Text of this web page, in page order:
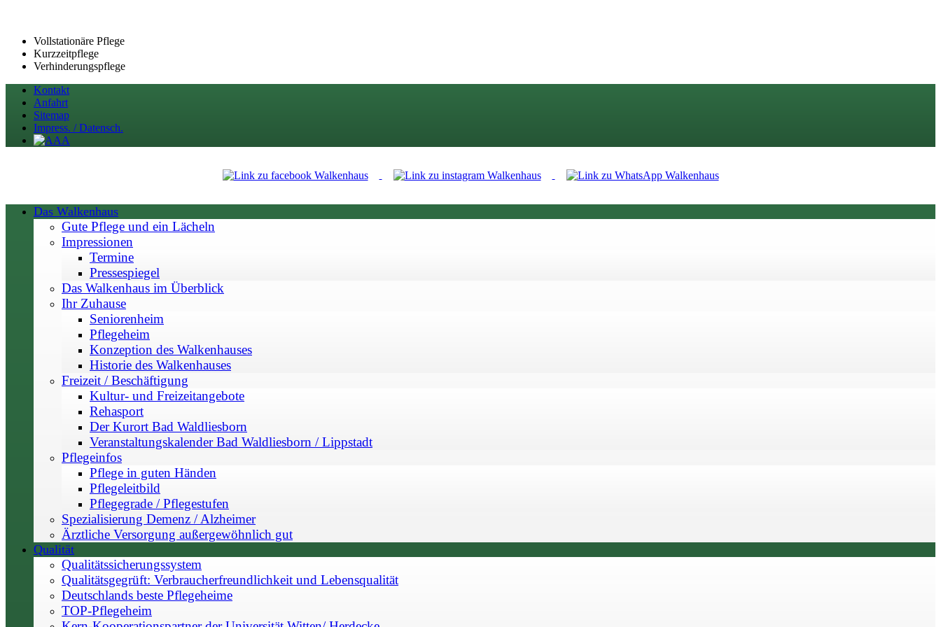
Vollstationäre Pflege
Kurzzeitpflege
Verhinderungspflege
Kontakt
Anfahrt
Sitemap
Impress. / Datensch.
Das Walkenhaus
Gute Pflege und ein Lächeln
Impressionen
Termine
Pressespiegel
Das Walkenhaus im Überblick
Ihr Zuhause
Seniorenheim
Pflegeheim
Konzeption des Walkenhauses
Historie des Walkenhauses
Freizeit / Beschäftigung
Kultur- und Freizeitangebote
Rehasport
Der Kurort Bad Waldliesborn
Veranstaltungskalender Bad Waldliesborn / Lippstadt
Pflegeinfos
Pflege in guten Händen
Pflegeleitbild
Pflegegrade / Pflegestufen
Spezialisierung Demenz / Alzheimer
Ärztliche Versorgung außergewöhnlich gut
Qualität
Qualitätssicherungssystem
Qualitätsgegrüft: Verbraucherfreundlichkeit und Lebensqualität
Deutschlands beste Pflegeheime
TOP-Pflegeheim